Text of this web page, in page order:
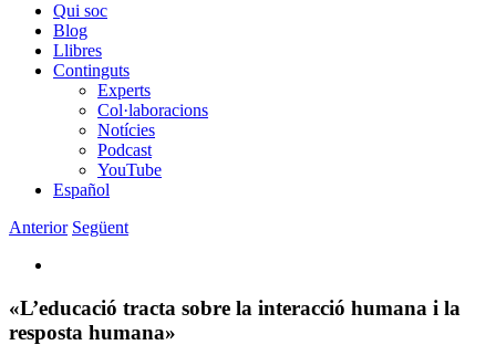
Qui soc
Blog
Llibres
Continguts
Experts
Col·laboracions
Notícies
Podcast
YouTube
Español
Anterior Següent
Image
«L’educació tracta sobre la interacció humana i la
resposta humana»